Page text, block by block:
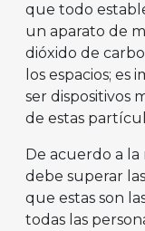
que todo
un aparato de
dióxido de
los espacios;
ser dispositivos
de estas
De acuerdo a
debe superar
que estas son
todas las